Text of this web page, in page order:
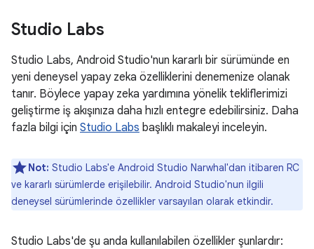
Studio Labs
Studio Labs, Android Studio'nun kararlı bir sürümünde en
yeni deneysel yapay zeka özelliklerini denemenize olanak
tanır. Böylece yapay zeka yardımına yönelik tekliflerimizi
geliştirme iş akışınıza daha hızlı entegre edebilirsiniz. Daha
fazla bilgi için Studio Labs başlıklı makaleyi inceleyin.
Not: Studio Labs'e Android Studio Narwhal'dan itibaren RC
ve kararlı sürümlerde erişilebilir. Android Studio'nun ilgili
deneysel sürümlerinde özellikler varsayılan olarak etkindir.
Studio Labs'de şu anda kullanılabilen özellikler şunlardır: